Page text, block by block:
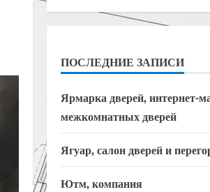
ПОСЛЕДНИЕ ЗАПИСИ
Ярмарка дверей, интернет-
межкомнатных дверей
Ягуар, салон дверей и
Ютм, компания